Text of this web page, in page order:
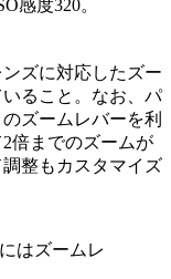
感度320。
ズに対応したズー
ること。なお、パ
ズームレバーを利
倍までのズームが
整もカスタマイズ
はズームレ